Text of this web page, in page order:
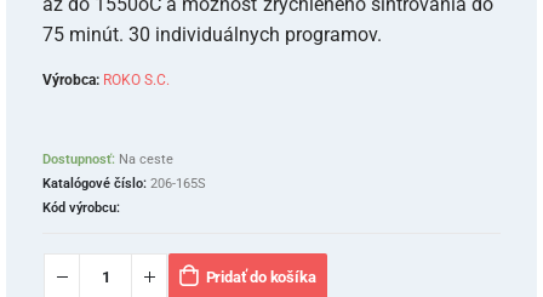
75 minút. 30 individuálnych programov.
Výrobca: ROKO S.C.
Dostupnosť: Na ceste
Katalógové číslo: 206-165S
Kód výrobcu:
Pridať do košíka